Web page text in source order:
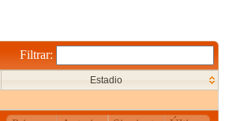
Filtrar:
Estadio